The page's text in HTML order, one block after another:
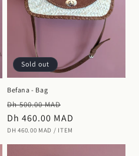
Sold out
Befana - Bag
Regular
price
Dh 500.00 MAD
price
Dh 460.00 MAD
UNIT
DH 460.00 MAD / PER
ITEM